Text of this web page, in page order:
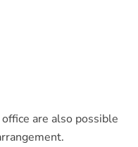
are also possible